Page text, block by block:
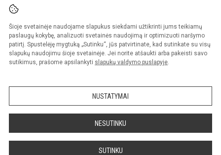
Šioje svetainėje naudojame slapukus siekdami užtikrinti jums teikiamų
paslaugų kokybę, analizuoti svetainės naudojimą ir optimizuoti naršymo
patirtį. Spustelėję mygtuką „Sutinku“, jūs patvirtinate, kad sutinkate su visų
slapukų naudojimu šioje svetainėje. Jei norite atšaukti arba pakeisti savo
sutikimus, prašome apsilankyti slapukų valdymo puslapyje.
NUSTATYMAI
NESUTINKU
SUTINKU
Kopijuoti turinį be raštiško mokyklos administracijos sutikimo griežtai
draudžiama.
Prieinamumo paraiška Slapukų valdymas
Sumanus būdas atnaujinti